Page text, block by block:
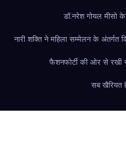
डॉ.नरेश गोयल मीसो के
नारी शक्ति ने महिला सम्मेलन के अंतर्गत
फैशनफोर्टी की ओर से रखी
सब खैरियत